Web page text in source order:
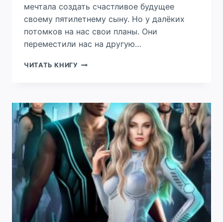
мечтала создать счастливое будущее
своему пятилетнему сыну. Но у далёких
потомков на нас свои планы. Они
переместили нас на другую…
ЧИТАТЬ КНИГУ ХОЗЯЙКА